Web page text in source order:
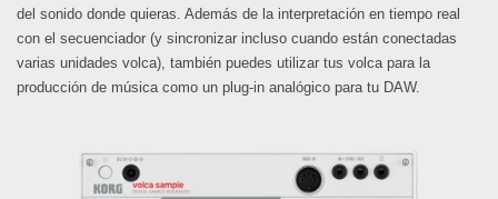
del sonido donde quieras. Además de la interpretación en tiempo real
con el secuenciador (y sincronizar incluso cuando están conectadas
varias unidades volca), también puedes utilizar tus volca para la
producción de música como un plug-in analógico para tu DAW.